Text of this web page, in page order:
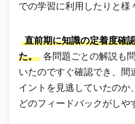
での学習に利用したりと様
直前期に知識の定着度確
た。 各問題ごとの解説も
いたのですぐ確認でき、間
イントを見逃していたのか
どのフィードバックがしや